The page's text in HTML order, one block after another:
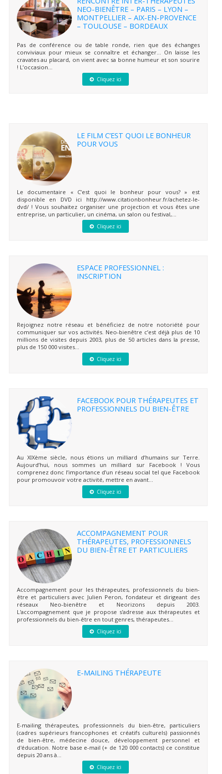
NEO-BIENÊTRE – PARIS – LYON –
MONTPELLIER – AIX-EN-PROVENCE
– TOULOUSE – BORDEAUX
Pas de conférence ou de table ronde, rien que des échanges
conviviaux pour mieux se connaître et échanger… On laisse les
cravates au placard, on vient avec sa bonne humeur et son sourire
! L’occasion...
Cliquez ici
LE FILM C’EST QUOI LE BONHEUR
POUR VOUS
Le documentaire « C’est quoi le bonheur pour vous? » est
disponible en DVD ici http://www.citationbonheur.fr/achetez-le-
dvd/ ! Vous souhaitez organiser une projection et vous êtes une
entreprise, un particulier, un cinéma, un salon ou festival,...
Cliquez ici
ESPACE PROFESSIONNEL :
INSCRIPTION
Rejoignez notre réseau et bénéficiez de notre notoriété pour
communiquer sur vos activités. Neo-bienêtre c’est déjà plus de 10
millions de visites depuis 2003, plus de 50 articles dans la presse,
plus de 150 000 visites...
Cliquez ici
FACEBOOK POUR THÉRAPEUTES ET
PROFESSIONNELS DU BIEN-ÊTRE
Au XIXème siècle, nous étions un milliard d’humains sur Terre.
Aujourd’hui, nous sommes un milliard sur Facebook ! Vous
comprenez donc l’importance d’un réseau social tel que Facebook
pour promouvoir votre activité, mettre en avant...
Cliquez ici
ACCOMPAGNEMENT POUR
THÉRAPEUTES, PROFESSIONNELS
DU BIEN-ÊTRE ET PARTICULIERS
Accompagnement pour les thérapeutes, professionnels du bien-
être et particuliers avec Julien Peron, fondateur et dirigeant des
réseaux Neo-bienêtre et Neorizons depuis 2003.
L'accompagnement que je propose s'adresse aux thérapeutes et
professionnels du bien-être en tout genres, thérapeutes...
Cliquez ici
E-MAILING THÉRAPEUTE
E-mailing thérapeutes, professionnels du bien-être, particuliers
(cadres supérieurs francophones et créatifs culturels) passionnés
de bien-être, médecine douce, développement personnel et
d'éducation. Notre base e-mail (+ de 120 000 contacts) ce constitue
depuis 20 ans à...
Cliquez ici